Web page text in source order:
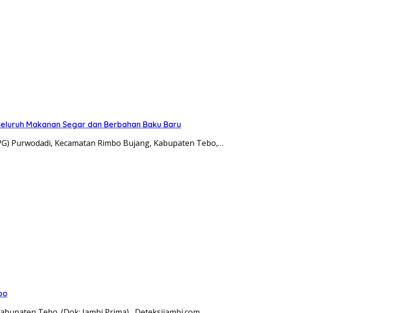
Makanan Segar dan Berbahan Baku Baru
Purwodadi, Kecamatan Rimbo Bujang, Kabupaten Tebo,…